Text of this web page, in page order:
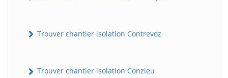
Trouver chantier isolation Contrevoz
Trouver chantier isolation Conzieu